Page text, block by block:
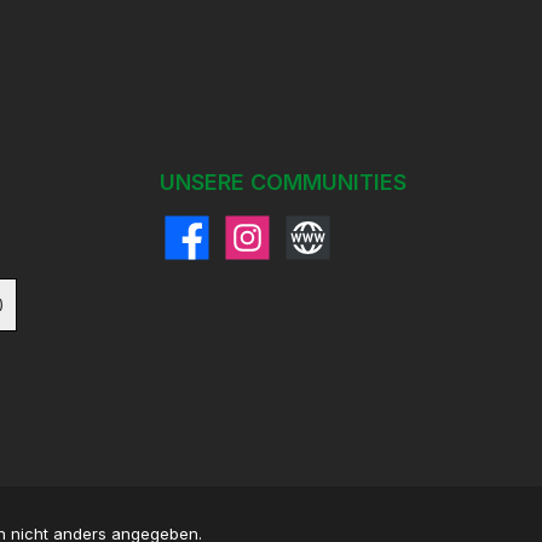
UNSERE COMMUNITIES
FacebookInstagramWebsite
nicht anders angegeben.